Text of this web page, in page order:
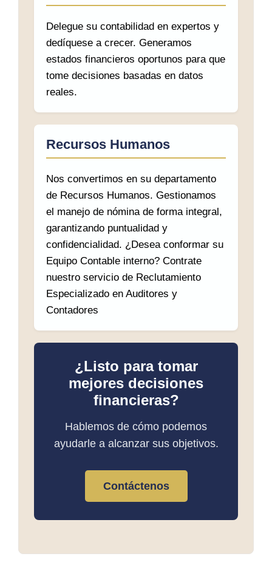
Delegue su contabilidad en expertos y
dedíquese a crecer. Generamos
estados financieros oportunos para que
tome decisiones basadas en datos
reales.
Recursos Humanos
Nos convertimos en su departamento
de Recursos Humanos. Gestionamos
el manejo de nómina de forma integral,
garantizando puntualidad y
confidencialidad. ¿Desea conformar su
Equipo Contable interno? Contrate
nuestro servicio de Reclutamiento
Especializado en Auditores y
Contadores
¿Listo para tomar
mejores decisiones
financieras?
Hablemos de cómo podemos
ayudarle a alcanzar sus objetivos.
Contáctenos